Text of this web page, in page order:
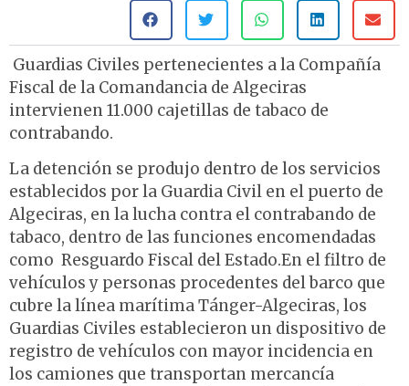
Guardias Civiles pertenecientes a la Compañía
Fiscal de la Comandancia de Algeciras
intervienen 11.000 cajetillas de tabaco de
contrabando.
La detención se produjo dentro de los servicios
establecidos por la Guardia Civil en el puerto de
Algeciras, en la lucha contra el contrabando de
tabaco, dentro de las funciones encomendadas
como Resguardo Fiscal del Estado.En el filtro de
vehículos y personas procedentes del barco que
cubre la línea marítima Tánger-Algeciras, los
Guardias Civiles establecieron un dispositivo de
registro de vehículos con mayor incidencia en
los camiones que transportan mercancía